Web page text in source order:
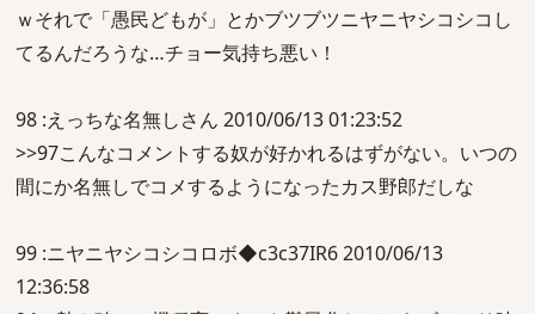
ｗそれで「愚民どもが」とかブツブツニヤニヤシコシコし
てるんだろうな…チョー気持ち悪い！
98 :えっちな名無しさん 2010/06/13 01:23:52
>>97こんなコメントする奴が好かれるはずがない。いつの
間にか名無しでコメするようになったカス野郎だしな
99 :ニヤニヤシコシコロボ◆c3c37IR6 2010/06/13
12:36:58